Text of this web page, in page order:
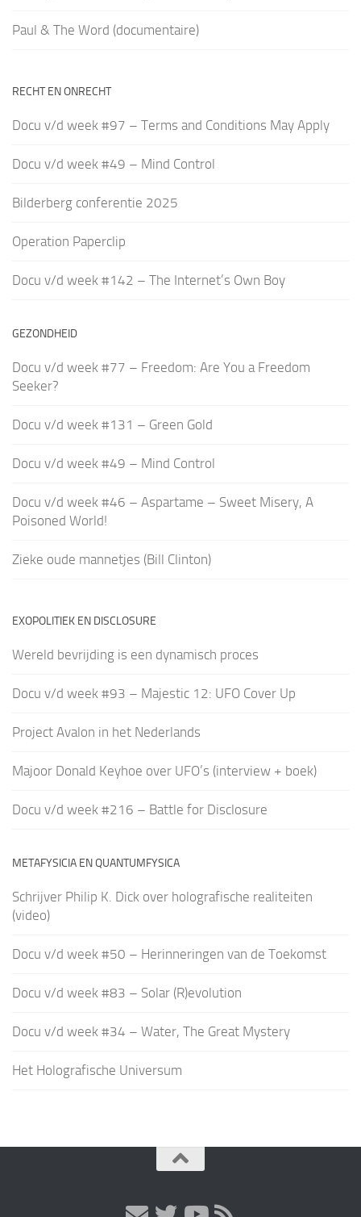
Paul & The Word (documentaire)
RECHT EN ONRECHT
Docu v/d week #97 – Terms and Conditions May Apply
Docu v/d week #49 – Mind Control
Bilderberg conferentie 2025
Operation Paperclip
Docu v/d week #142 – The Internet’s Own Boy
GEZONDHEID
Docu v/d week #77 – Freedom: Are You a Freedom
Seeker?
Docu v/d week #131 – Green Gold
Docu v/d week #49 – Mind Control
Docu v/d week #46 – Aspartame – Sweet Misery, A
Poisoned World!
Zieke oude mannetjes (Bill Clinton)
EXOPOLITIEK EN DISCLOSURE
Wereld bevrijding is een dynamisch proces
Docu v/d week #93 – Majestic 12: UFO Cover Up
Project Avalon in het Nederlands
Majoor Donald Keyhoe over UFO’s (interview + boek)
Docu v/d week #216 – Battle for Disclosure
METAFYSICIA EN QUANTUMFYSICA
Schrijver Philip K. Dick over holografische realiteiten
(video)
Docu v/d week #50 – Herinneringen van de Toekomst
Docu v/d week #83 – Solar (R)evolution
Docu v/d week #34 – Water, The Great Mystery
Het Holografische Universum